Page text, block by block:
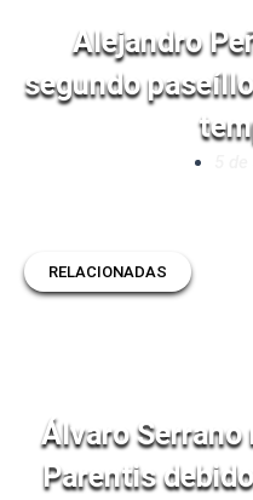
Alejandro
segundo
RELACIONADAS
Álvaro Serrano
Parentis